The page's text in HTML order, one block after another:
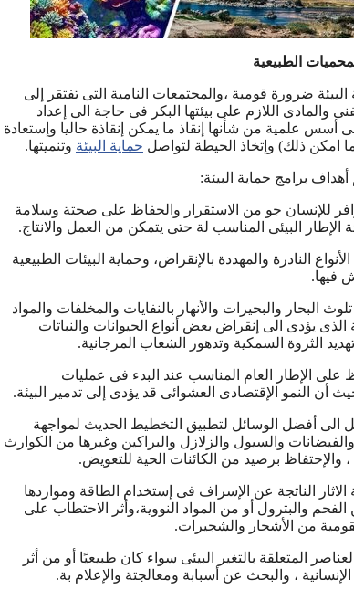
الطبيعية
ضرورة قومية ،والمجتمعات النامية التى تفتقر إلى
والمادى اللازم على بيئتها البكر فى حاجة الى إعداد
أسس علمية من شأنها إنقاذ ما يمكن إنقاذة حاليا وإستعادة
امكن ذلك) وإتخاذ الحيطة لتواصل حماية البيئة وتنميتها.
برامج حماية البيئة:
للإنسان جو من الاستقرار والحفاظ على صحتة وسلامة
الإطار البيئى المناسب لة حتى يتمكن من العمل والانتاج.
الأنواع النادرة والمهددة بالإنقراض، وحماية البيئات الطبيعية
فيها.
البحار والبحيرات والأنهار بالنفايات والمخلفات والمواد
الذى يؤدى الى إنقراض بعض أنواع الحيوانات والنباتات
الثروة السمكية وتدهور الشعاب المرجانية.
على الإطار العام المناسب عند البدء فى عمليات
أن النمو الإقتصادى العشوائى قد يؤدى إلى تدمير البيئة.
الى أفضل الوسائل لتطبيق التخطيط الحديث لمواجهة
والسيول والزلازل والبراكين وغيرها من الكوارث
، والإحتفاظ برصيد من الكائنات الحية للتعويض.
الاثار الناتجة عن الإسراف فى إستخدام الطاقة ومواردها
والبترول أو من المواد النووية،وأثر الاحتطاب على
من الأشجار والشجيرات.
المتعلقة بالتغير البيئى سواء كان طبيعيًا أو من أثر
، والبحث عن أسبابة ومعالجتة والإعلام بة.